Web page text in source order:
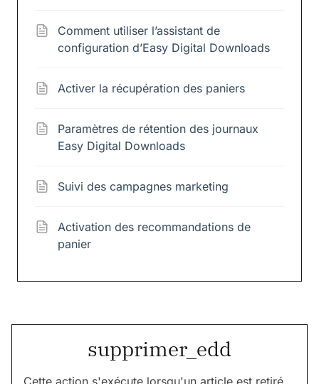
Comment utiliser l’assistant de
configuration d’Easy Digital Downloads
Activer la récupération des paniers
Paramètres de rétention des journaux
Easy Digital Downloads
Suivi des campagnes marketing
Activation des recommandations de
panier
supprimer_edd
Cette action s'exécute lorsqu'un article est retiré